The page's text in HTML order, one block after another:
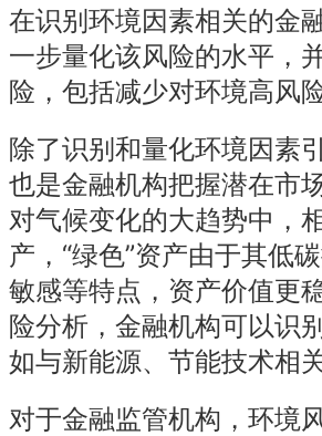
在识别环境因素相关的金
一步量化该风险的水平，
险，包括减少对环境高风
除了识别和量化环境因素
也是金融机构把握潜在市
对气候变化的大趋势中，
产，“绿色”资产由于其低
敏感等特点，资产价值更
险分析，金融机构可以识
如与新能源、节能技术相
对于金融监管机构，环境